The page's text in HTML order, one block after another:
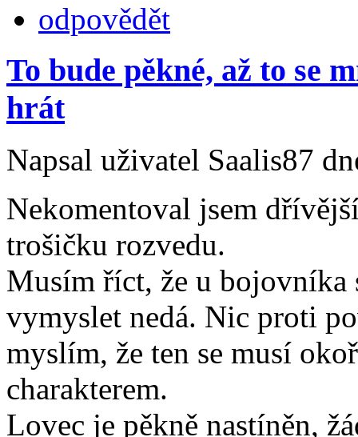
odpovědět
To bude pěkné, až to se
hrát
Napsal uživatel Saalis87
Nekomentoval jsem
trošičku rozvedu.
Musím říct, že u bojovníka
vymyslet nedá. Nic proti
myslím, že ten se musí
charakterem.
Lovec je pěkně nastíněn,